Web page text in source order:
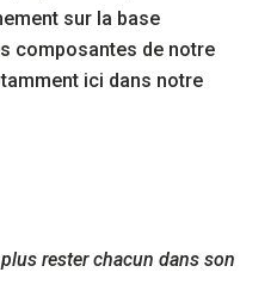
sur la base
composantes de notre
ici dans notre
rester chacun dans son